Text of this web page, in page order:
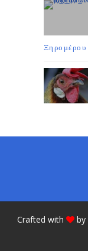
Ξηρομέρου
Crafted with by